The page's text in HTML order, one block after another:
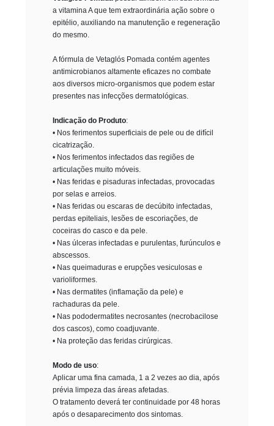
a vitamina A que tem extraordinária ação sobre o
epitélio, auxiliando na manutenção e regeneração
do mesmo.
A fórmula de Vetaglós Pomada contém agentes
antimicrobianos altamente eficazes no combate
aos diversos micro-organismos que podem estar
presentes nas infecções dermatológicas.
Indicação do Produto:
• Nos ferimentos superficiais de pele ou de difícil
cicatrização.
• Nos ferimentos infectados das regiões de
articulações muito móveis.
• Nas feridas e pisaduras infectadas, provocadas
por selas e arreios.
• Nas feridas ou escaras de decúbito infectadas,
perdas epiteliais, lesões de escoriações, de
coceiras do casco e da pele.
• Nas úlceras infectadas e purulentas, furúnculos e
abscessos.
• Nas queimaduras e erupções vesiculosas e
varioliformes.
• Nas dermatites (inflamação da pele) e
rachaduras da pele.
• Nas pododermatites necrosantes (necrobacilose
dos cascos), como coadjuvante.
• Na proteção das feridas cirúrgicas.
Modo de uso:
Aplicar uma fina camada, 1 a 2 vezes ao dia, após
prévia limpeza das áreas afetadas.
O tratamento deverá ter continuidade por 48 horas
após o desaparecimento dos sintomas.